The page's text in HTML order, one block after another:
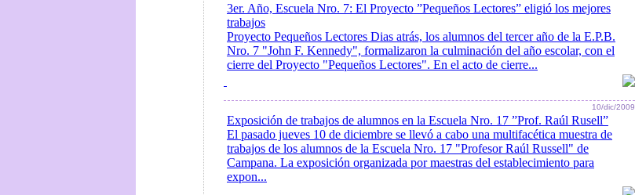
3er. Año, Escuela Nro. 7: El Proyecto ”Pequeños Lectores” eligió los mejores
trabajos
Proyecto Pequeños Lectores Dias atrás, los alumnos del tercer año de la E.P.B.
Nro. 7 "John F. Kennedy", formalizaron la culminación del año escolar, con el
cierre del Proyecto "Pequeños Lectores". En el acto de cierre...
10/dic/2009
Exposición de trabajos de alumnos en la Escuela Nro. 17 ”Prof. Raúl Rusell”
El pasado jueves 10 de diciembre se llevó a cabo una multifacética muestra de
trabajos de los alumnos de la Escuela Nro. 17 "Profesor Raúl Russell" de
Campana. La exposición organizada por maestras del establecimiento para
expon...